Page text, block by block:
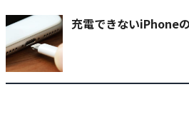
充電できないiPhone